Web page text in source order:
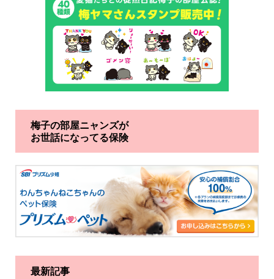
梅子の部屋ニャンズが
お世話になってる保険
最新記事